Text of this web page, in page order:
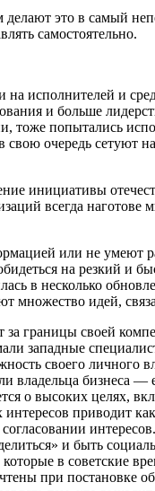
это в самый
самостоятельно.
на исполнителей и
и больше
попытались
очередь сетуют
инициативы
всегда
или не
на резкий и
в несколько
множество идей,
границы своей
западные
своего
бизнеса —
о высоких целях,
приводит
и быть
в советские
при постановке